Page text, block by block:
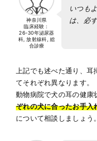
神奈川県
臨床経験：
26-30年泌尿器
科, 放射線科, 総
合診療
いつも
は、必
上記でも述べた通り、
てそれぞれ異なります。
動物病院で犬の耳の健康
ぞれの犬に合ったお手入
について相談しましょう。